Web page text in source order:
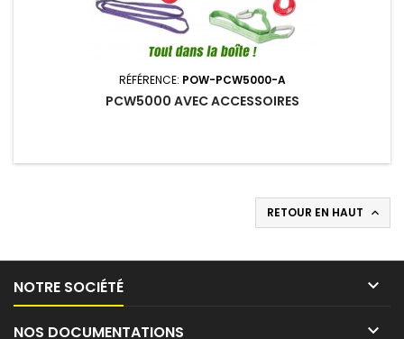
RÉFÉRENCE: POW-PCW5000-A
PCW5000 AVEC ACCESSOIRES
RETOUR EN HAUT 
NOTRE SOCIÉTÉ 
NOS DOCUMENTATIONS 